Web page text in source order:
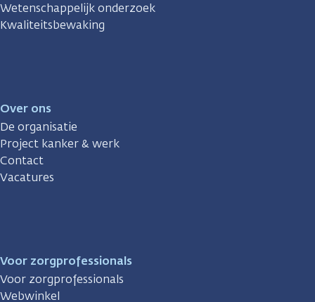
Wetenschappelijk onderzoek
Kwaliteitsbewaking
Over ons
De organisatie
Project kanker & werk
Contact
Vacatures
Voor zorgprofessionals
Voor zorgprofessionals
Webwinkel